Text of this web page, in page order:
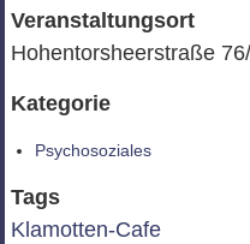
Veranstaltungsort
Hohentorsheerstraße
Kategorie
Psychosoziales
Tags
Klamotten-Cafe